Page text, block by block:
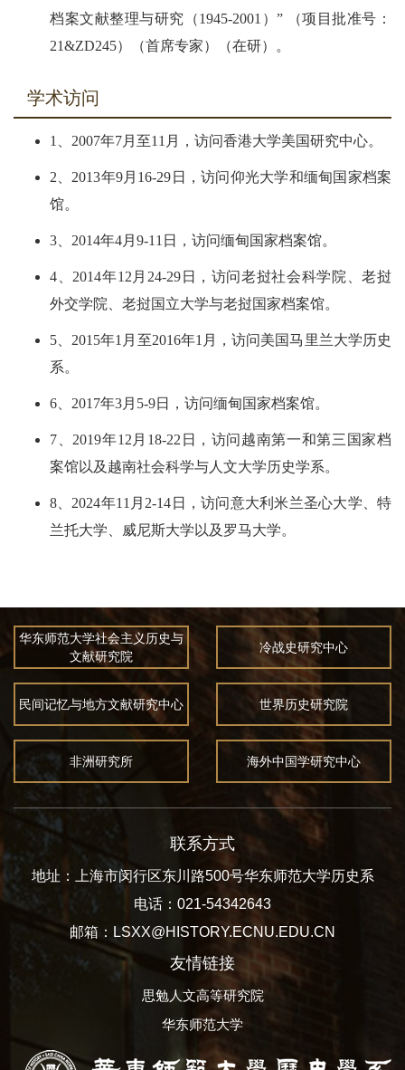
档案文献整理与研究（1945-2001）” （项目批准号：
21&ZD245）（首席专家）（在研）。
学术访问
1、2007年7月至11月，访问香港大学美国研究中心。
2、2013年9月16-29日，访问仰光大学和缅甸国家档案
馆。
3、2014年4月9-11日，访问缅甸国家档案馆。
4、2014年12月24-29日，访问老挝社会科学院、老挝
外交学院、老挝国立大学与老挝国家档案馆。
5、2015年1月至2016年1月，访问美国马里兰大学历史
系。
6、2017年3月5-9日，访问缅甸国家档案馆。
7、2019年12月18-22日，访问越南第一和第三国家档
案馆以及越南社会科学与人文大学历史学系。
8、2024年11月2-14日，访问意大利米兰圣心大学、特
兰托大学、威尼斯大学以及罗马大学。
华东师范大学社会主义历史与
文献研究院
冷战史研究中心
民间记忆与地方文献研究中心 世界历史研究院
非洲研究所 海外中国学研究中心
联系方式
地址：上海市闵行区东川路500号华东师范大学历史系
电话：021-54342643
邮箱：LSXX@HISTORY.ECNU.EDU.CN
友情链接
思勉人文高等研究院
华东师范大学